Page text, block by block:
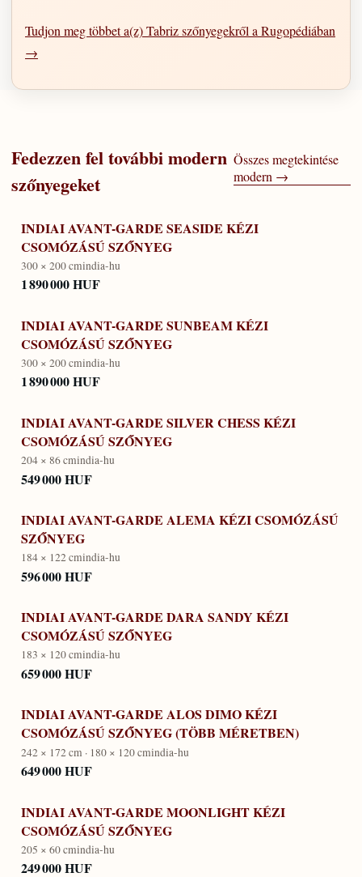
Tudjon meg többet a(z) Tabriz szőnyegekről a Rugopédiában
→
Fedezzen fel továbbimodern
szőnyegeket
Összes megtekintése
modern →
INDIAI AVANT-GARDE SEASIDE KÉZI
CSOMÓZÁSÚ SZŐNYEG
300 × 200 cmindia-hu
1 890 000 HUF
INDIAI AVANT-GARDE SUNBEAM KÉZI
CSOMÓZÁSÚ SZŐNYEG
300 × 200 cmindia-hu
1 890 000 HUF
INDIAI AVANT-GARDE SILVER CHESS KÉZI
CSOMÓZÁSÚ SZŐNYEG
204 × 86 cmindia-hu
549 000 HUF
INDIAI AVANT-GARDE ALEMA KÉZI CSOMÓZÁSÚ
SZŐNYEG
184 × 122 cmindia-hu
596 000 HUF
INDIAI AVANT-GARDE DARA SANDY KÉZI
CSOMÓZÁSÚ SZŐNYEG
183 × 120 cmindia-hu
659 000 HUF
INDIAI AVANT-GARDE ALOS DIMO KÉZI
CSOMÓZÁSÚ SZŐNYEG (TÖBB MÉRETBEN)
242 × 172 cm · 180 × 120 cmindia-hu
649 000 HUF
INDIAI AVANT-GARDE MOONLIGHT KÉZI
CSOMÓZÁSÚ SZŐNYEG
205 × 60 cmindia-hu
249 000 HUF